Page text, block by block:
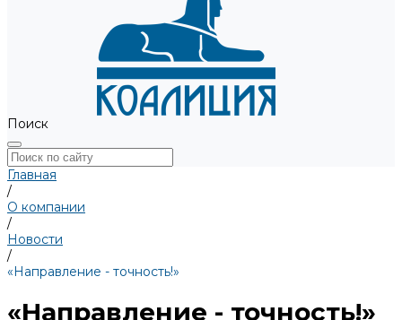
Поиск
Главная
/
О компании
/
Новости
/
«Направление - точность!»
«Направление - точность!»